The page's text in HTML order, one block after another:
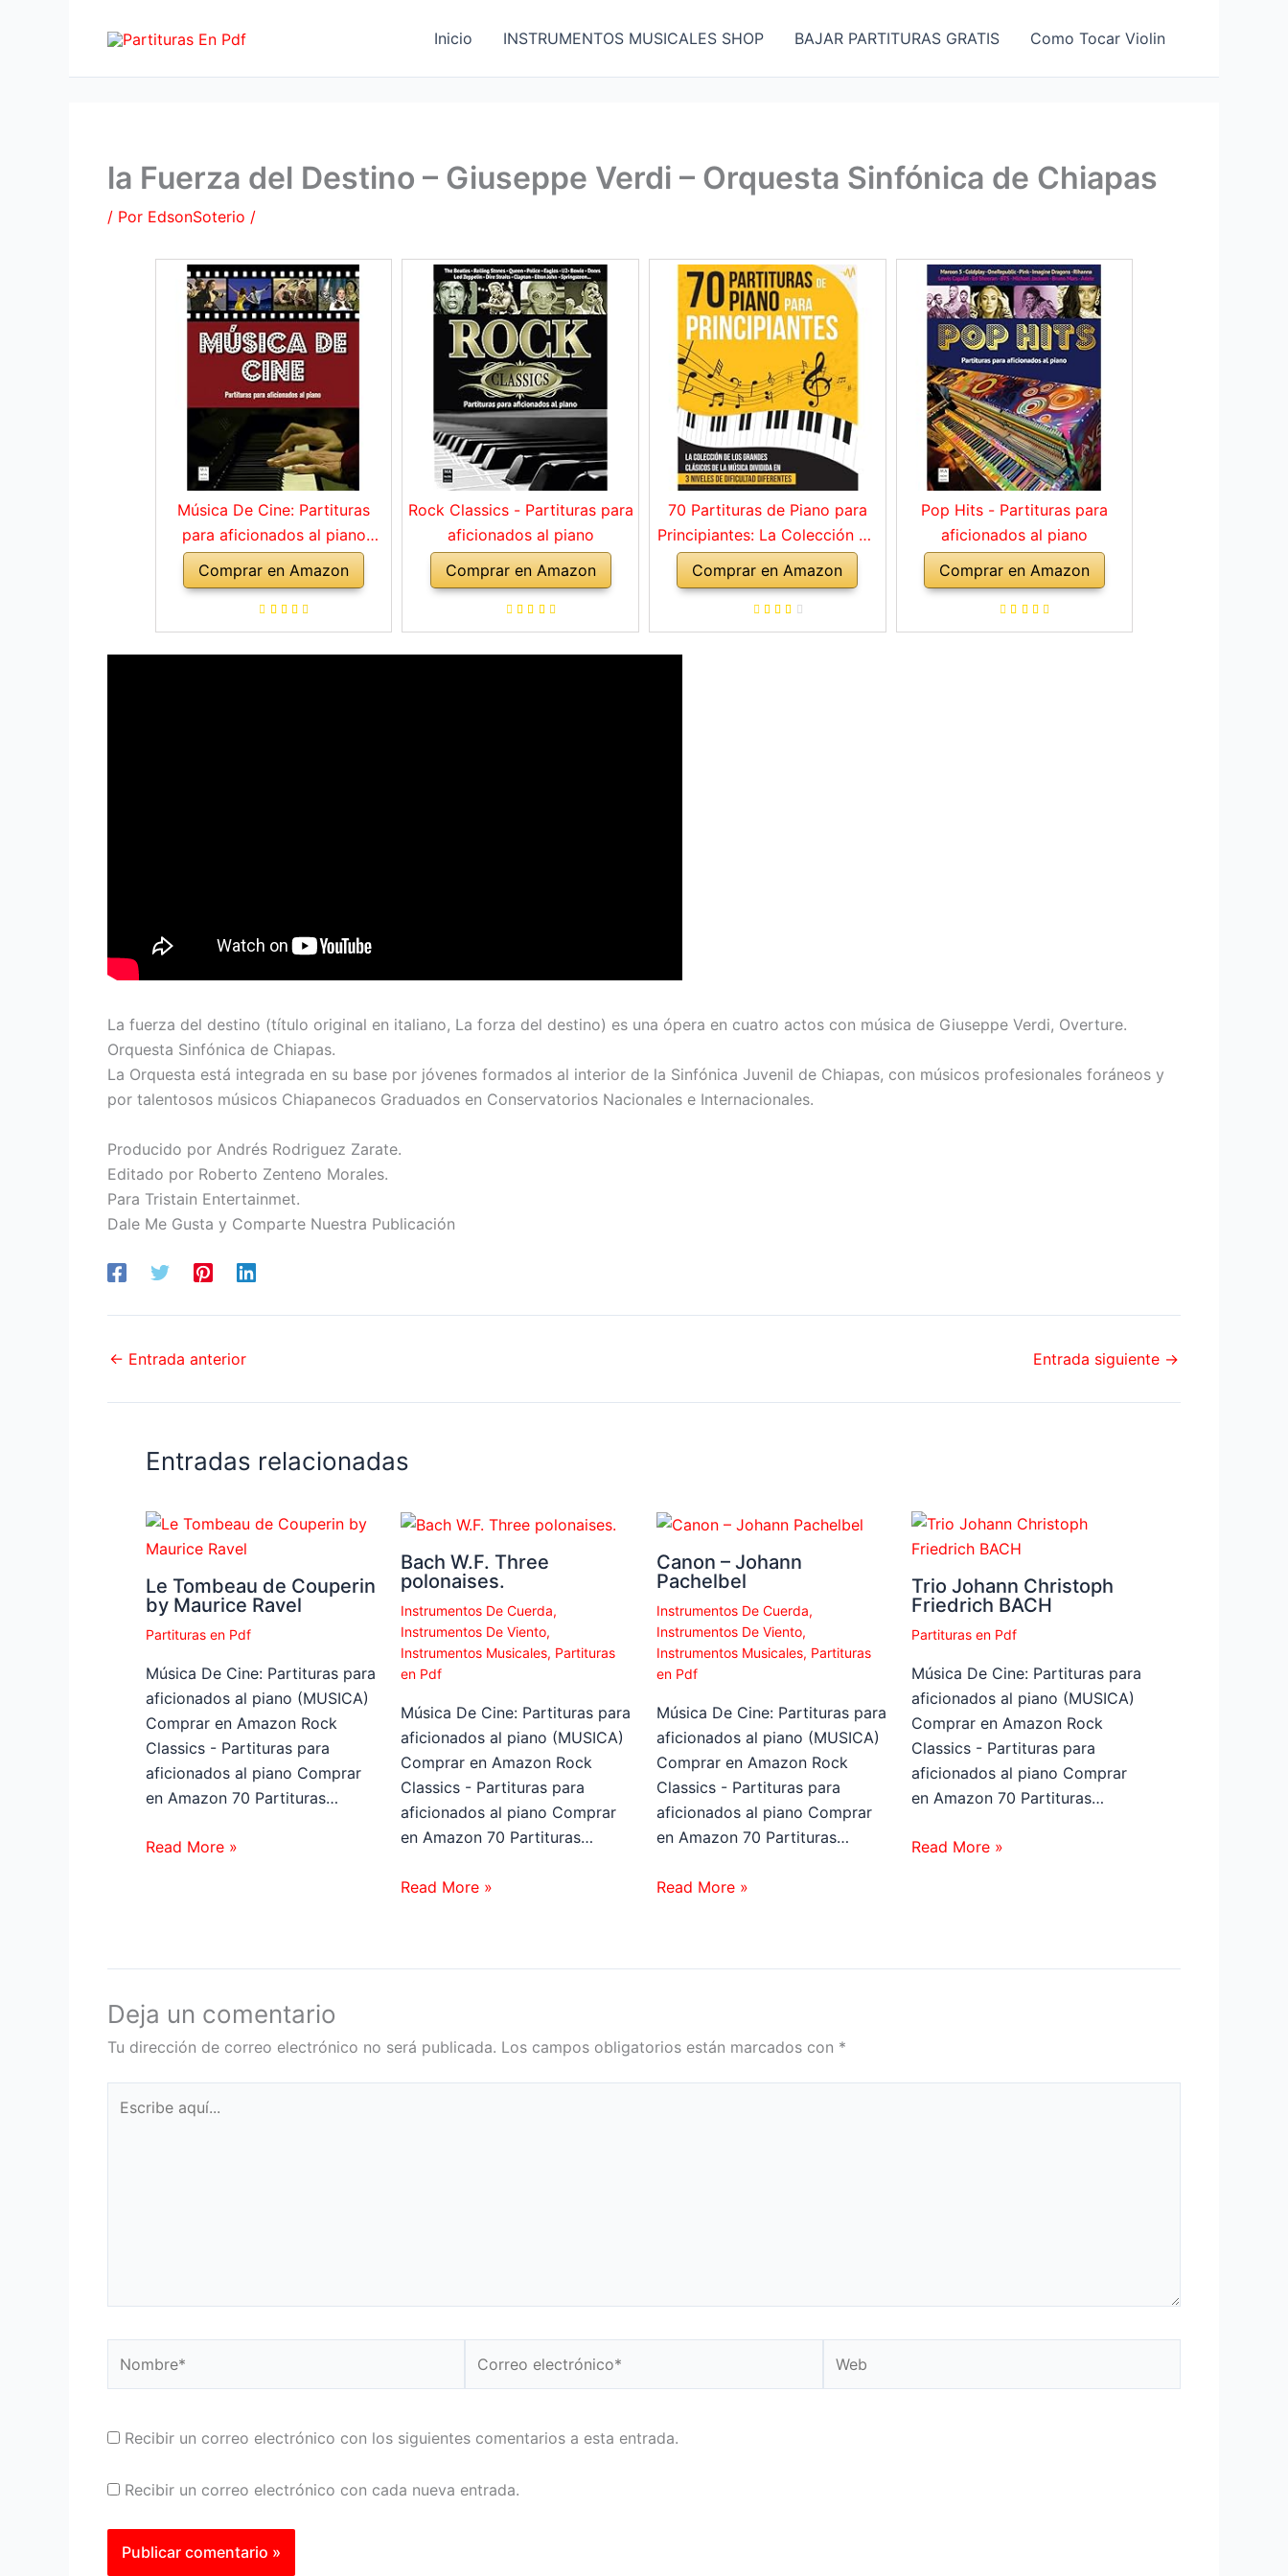
Inicio INSTRUMENTOS MUSICALES SHOP BAJAR PARTITURAS GRATIS Como Tocar Violin
la Fuerza del Destino – Giuseppe Verdi – Orquesta Sinfónica de Chiapas
/ Por EdsonSoterio /
Música De Cine: Partituras
para aficionados al piano
(MUSICA)
Comprar en Amazon
Rock Classics - Partituras para
aficionados al piano
Comprar en Amazon
70 Partituras de Piano para
Principiantes: La Colección de
los Grandes Clásicos de la
Música dividida en 3 Niveles
de dificultad diferentes
Comprar en Amazon
Pop Hits - Partituras para
aficionados al piano
Comprar en Amazon
La fuerza del destino (título original en italiano, La forza del destino) es una ópera en cuatro actos con música de Giuseppe Verdi, Overture.
Orquesta Sinfónica de Chiapas.
La Orquesta está integrada en su base por jóvenes formados al interior de la Sinfónica Juvenil de Chiapas, con músicos profesionales foráneos y
por talentosos músicos Chiapanecos Graduados en Conservatorios Nacionales e Internacionales.
Producido por Andrés Rodriguez Zarate.
Editado por Roberto Zenteno Morales.
Para Tristain Entertainmet.
Dale Me Gusta y Comparte Nuestra Publicación
← Entrada anterior Entrada siguiente →
Entradas relacionadas
Le Tombeau de Couperin
by Maurice Ravel
Partituras en Pdf
Música De Cine: Partituras para
aficionados al piano (MUSICA)
Comprar en Amazon Rock
Classics - Partituras para
aficionados al piano Comprar
en Amazon 70 Partituras…
Read More »
Bach W.F. Three
polonaises.
Instrumentos De Cuerda,
Instrumentos De Viento,
Instrumentos Musicales, Partituras
en Pdf
Música De Cine: Partituras para
aficionados al piano (MUSICA)
Comprar en Amazon Rock
Classics - Partituras para
aficionados al piano Comprar
en Amazon 70 Partituras…
Read More »
Canon – Johann
Pachelbel
Instrumentos De Cuerda,
Instrumentos De Viento,
Instrumentos Musicales, Partituras
en Pdf
Música De Cine: Partituras para
aficionados al piano (MUSICA)
Comprar en Amazon Rock
Classics - Partituras para
aficionados al piano Comprar
en Amazon 70 Partituras…
Read More »
Trio Johann Christoph
Friedrich BACH
Partituras en Pdf
Música De Cine: Partituras para
aficionados al piano (MUSICA)
Comprar en Amazon Rock
Classics - Partituras para
aficionados al piano Comprar
en Amazon 70 Partituras…
Read More »
Deja un comentario
Tu dirección de correo electrónico no será publicada. Los campos obligatorios están marcados con *
aquí...
electrónico*
Recibir un correo electrónico con los siguientes comentarios a esta entrada.
Recibir un correo electrónico con cada nueva entrada.